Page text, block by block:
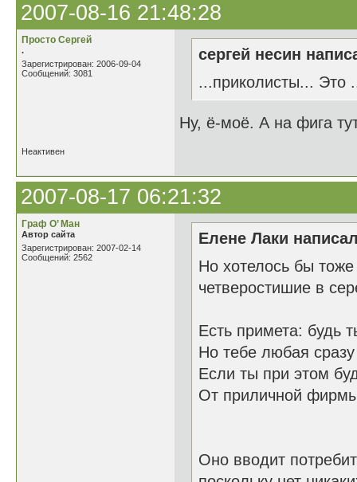
2007-08-16 21:48:28
Просто Сергей
.
Зарегистрирован: 2006-09-04
Сообщений: 3081
сергей несин
...приколисты... Это
Ну, ё-моё. А на фига
Неактивен
2007-08-17 06:21:32
Граф О’ Ман
Автор сайта
Зарегистрирован: 2007-02-14
Сообщений: 2562
Елене Лаки
Но хотелось бы
четверостишие в
Есть примета: будь
Но тебе любая сразу
Если ты при этом
От приличной
Оно вводит